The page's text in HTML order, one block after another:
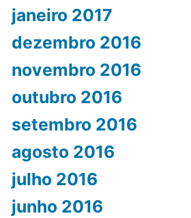
janeiro 2017
dezembro 2016
novembro 2016
outubro 2016
setembro 2016
agosto 2016
julho 2016
junho 2016